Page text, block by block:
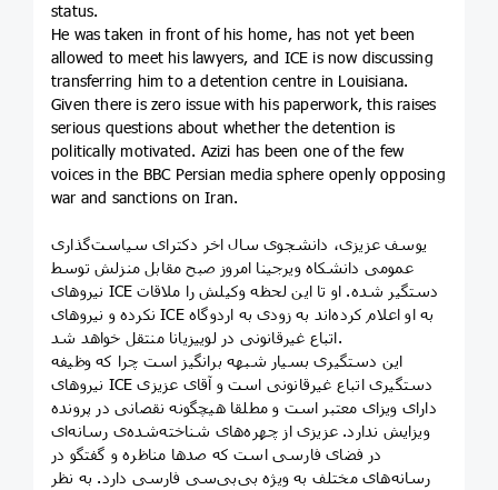
status.
He was taken in front of his home, has not yet been
allowed to meet his lawyers, and ICE is now discussing
transferring him to a detention centre in Louisiana.
Given there is zero issue with his paperwork, this raises
serious questions about whether the detention is
politically motivated. Azizi has been one of the few
voices in the BBC Persian media sphere openly opposing
war and sanctions on Iran.
یوسف عزیزی، دانشجوی سال اخر دکترای سیاست‌گذاری
عمومی دانشکاه ویرجینا امروز صبح مقابل منزلش توسط
نیروهای ICE دستگیر شده. او تا این لحظه وکیلش را ملاقات
نکرده و نیروهای ICE به او اعلام کرده‌اند به زودی به اردوگاه
اتباع غیرقانونی در لوییزیانا منتقل خواهد شد.
این دستگیری بسیار شبهه برانگیز است چرا که وظیفه
نیروهای ICE دستگیری اتباع غیرقانونی است و آقای عزیزی
دارای ویزای معتبر است و مطلقا هیچگونه نقصانی در پرونده
ویزایش ندارد. عزیزی از چهره‌های شناخته‌شده‌ی رسانه‌ای
در فضای فارسی است که صدها مناظره و گفتگو در
رسانه‌های مختلف به ویژه بی‌بی‌سی فارسی دارد. به نظر